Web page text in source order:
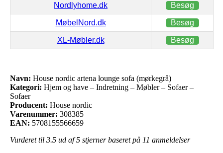
Nordlyhome.dk Besøg
MøbelNord.dk Besøg
XL-Møbler.dk Besøg
Navn: House nordic artena lounge sofa (mørkegrå)
Kategori: Hjem og have – Indretning – Møbler – Sofaer –
Sofaer
Producent: House nordic
Varenummer: 308385
EAN: 5708155566659
Vurderet til 3.5 ud af 5 stjerner baseret på 11 anmeldelser